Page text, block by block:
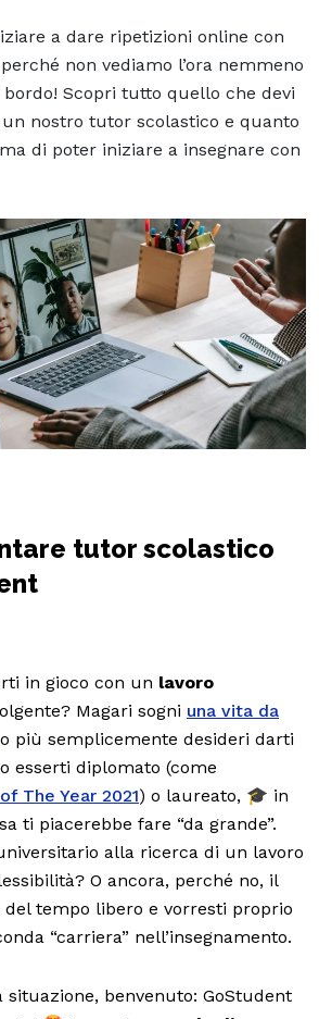
a dare ripetizioni online con
non vediamo l’ora nemmeno
Scopri tutto quello che devi
nostro tutor scolastico e quanto
di poter iniziare a insegnare con
tutor scolastico
in gioco con un lavoro
Magari sogni una vita da
più semplicemente desideri darti
esserti diplomato (come
The Year 2021) o laureato, 🎓 in
ti piacerebbe fare “da grande”.
alla ricerca di un lavoro
O ancora, perché no, il
tempo libero e vorresti proprio
“carriera” nell’insegnamento.
situazione, benvenuto: GoStudent